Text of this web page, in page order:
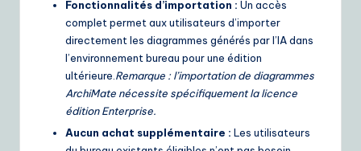
Fonctionnalités d’importation : Un accès
complet permet aux utilisateurs d’importer
directement les diagrammes générés par l’IA dans
l’environnement bureau pour une édition
ultérieure. Remarque : l’importation de diagrammes
ArchiMate nécessite spécifiquement la licence
édition Enterprise.
Aucun achat supplémentaire : Les utilisateurs